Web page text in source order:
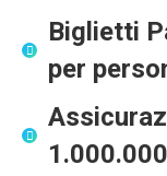
Biglietti
per